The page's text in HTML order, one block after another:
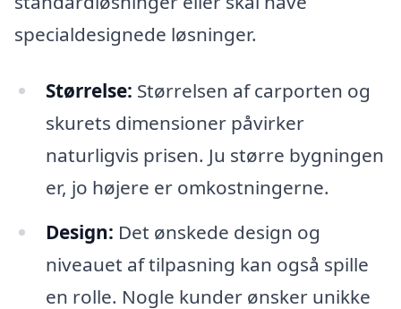
specialdesignede løsninger.
Størrelse: Størrelsen af carporten og
skurets dimensioner påvirker
naturligvis prisen. Ju større bygningen
er, jo højere er omkostningerne.
Design: Det ønskede design og
niveauet af tilpasning kan også spille
en rolle. Nogle kunder ønsker unikke